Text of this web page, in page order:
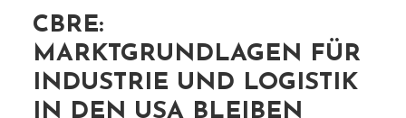
CBRE:
MARKTGRUNDLAGEN FÜR
INDUSTRIE UND LOGISTIK
IN DEN USA BLEIBEN